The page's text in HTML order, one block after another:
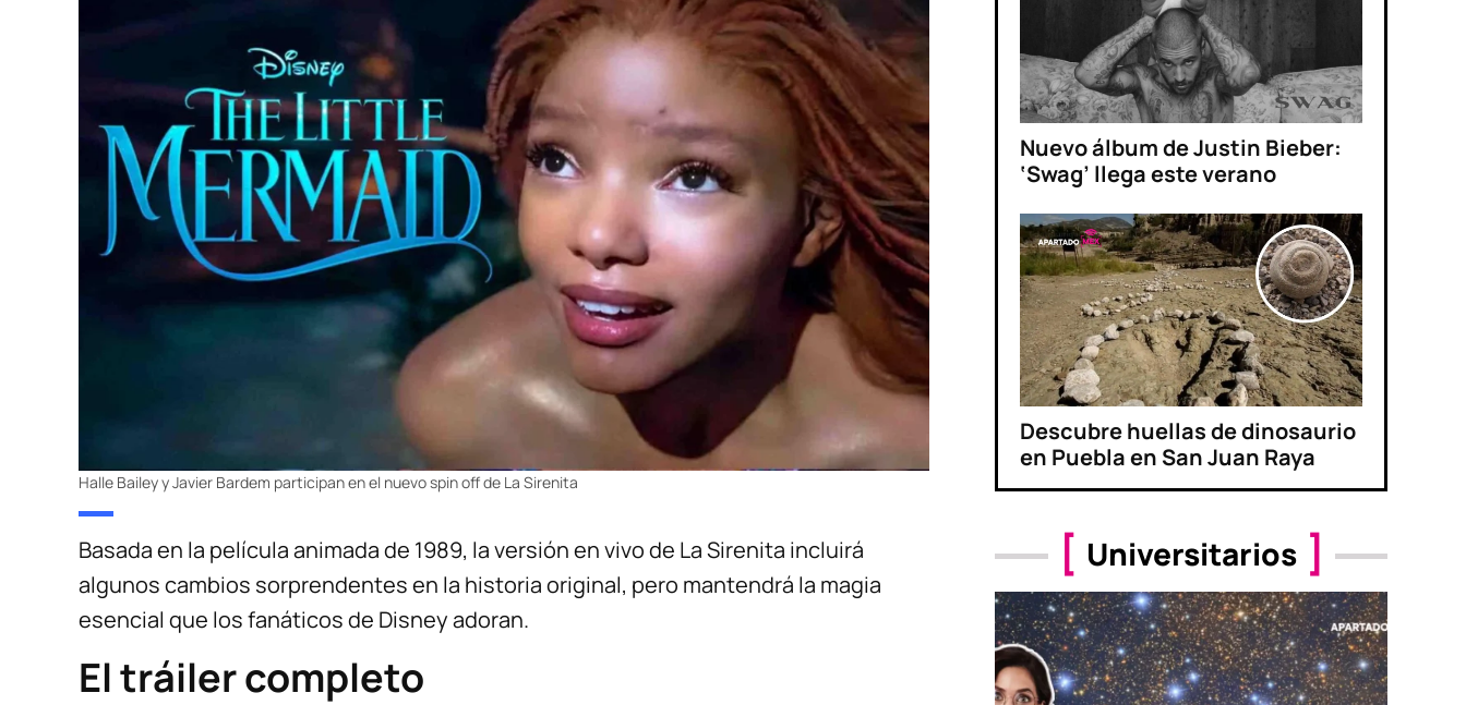
Halle Bailey y Javier Bardem participan en el nuevo spin off de La Sirenita
Basada en la película animada de 1989, la versión en vivo de La Sirenita incluirá
algunos cambios sorprendentes en la historia original, pero mantendrá la magia
esencial que los fanáticos de Disney adoran.
El tráiler completo
Nuevo álbum de Justin Bieber:
‘Swag’ llega este verano
Descubre huellas de dinosaurio
en Puebla en San Juan Raya
Universitarios